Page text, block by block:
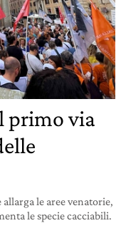
primo via
le aree venatorie,
le specie cacciabili.